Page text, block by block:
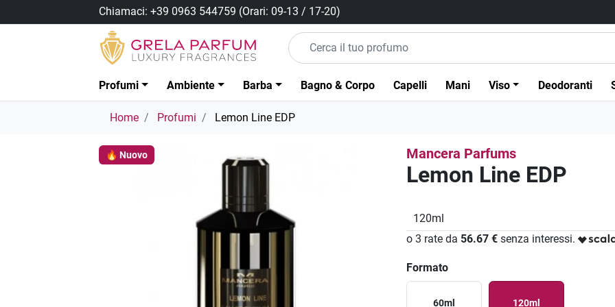
Chiamaci:+39 0963 544759 (Orari: 09-13 / 17-20)
Profumi Ambiente Barba Bagno & Corpo Capelli Mani Viso Deodoranti
Home Profumi Lemon Line EDP
🔥 Nuovo Mancera Parfums
Lemon Line EDP
120ml
o 3 rate da 56.67 € senza interessi.
Formato
60ml 120ml